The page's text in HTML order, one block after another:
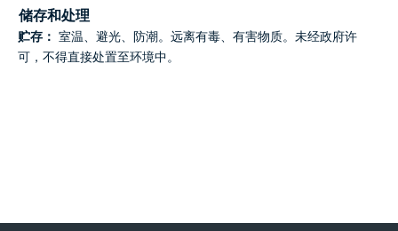
储存和处理
贮存： 室温、避光、防潮。远离有毒、有害物质。未经政府许
可，不得直接处置至环境中。